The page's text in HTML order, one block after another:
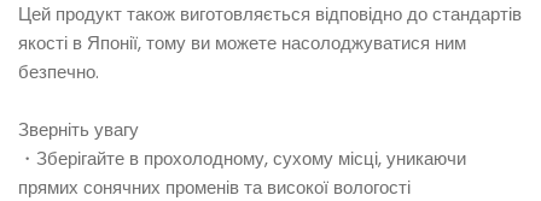
Цей продукт також виготовляється відповідно до стандартів
якості в Японії, тому ви можете насолоджуватися ним
безпечно.
Зверніть увагу
・Зберігайте в прохолодному, сухому місці, уникаючи
прямих сонячних променів та високої вологості